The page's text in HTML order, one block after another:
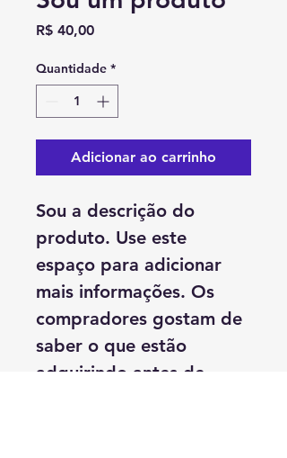
R$ 40,00Preço
Quantidade *
Adicionar ao carrinho
Sou a descrição do
produto. Use este
espaço para adicionar
mais informações. Os
compradores gostam de
saber o que estão
adquirindo antes de